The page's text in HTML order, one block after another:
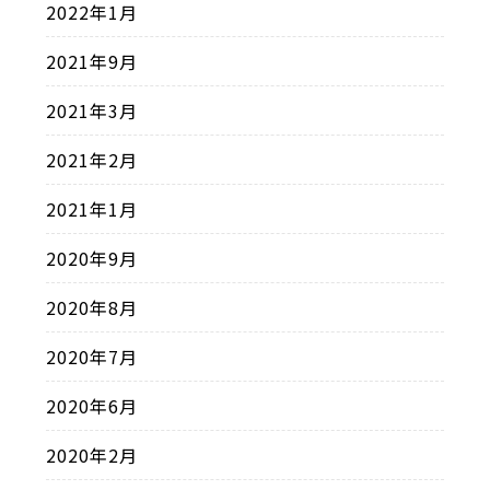
2022年1月
2021年9月
2021年3月
2021年2月
2021年1月
2020年9月
2020年8月
2020年7月
2020年6月
2020年2月